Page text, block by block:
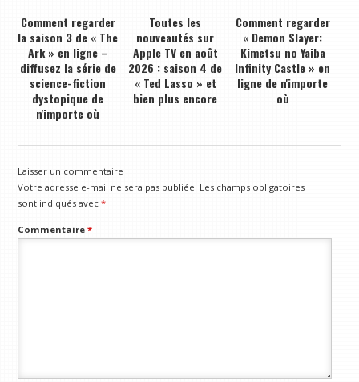
Comment regarder
la saison 3 de « The
Ark » en ligne –
diffusez la série de
science-fiction
dystopique de
n'importe où
Toutes les
nouveautés sur
Apple TV en août
2026 : saison 4 de
« Ted Lasso » et
bien plus encore
Comment regarder
« Demon Slayer:
Kimetsu no Yaiba
Infinity Castle » en
ligne de n'importe
où
Laisser un commentaire
Votre adresse e-mail ne sera pas publiée. Les champs obligatoires
sont indiqués avec*
Commentaire*